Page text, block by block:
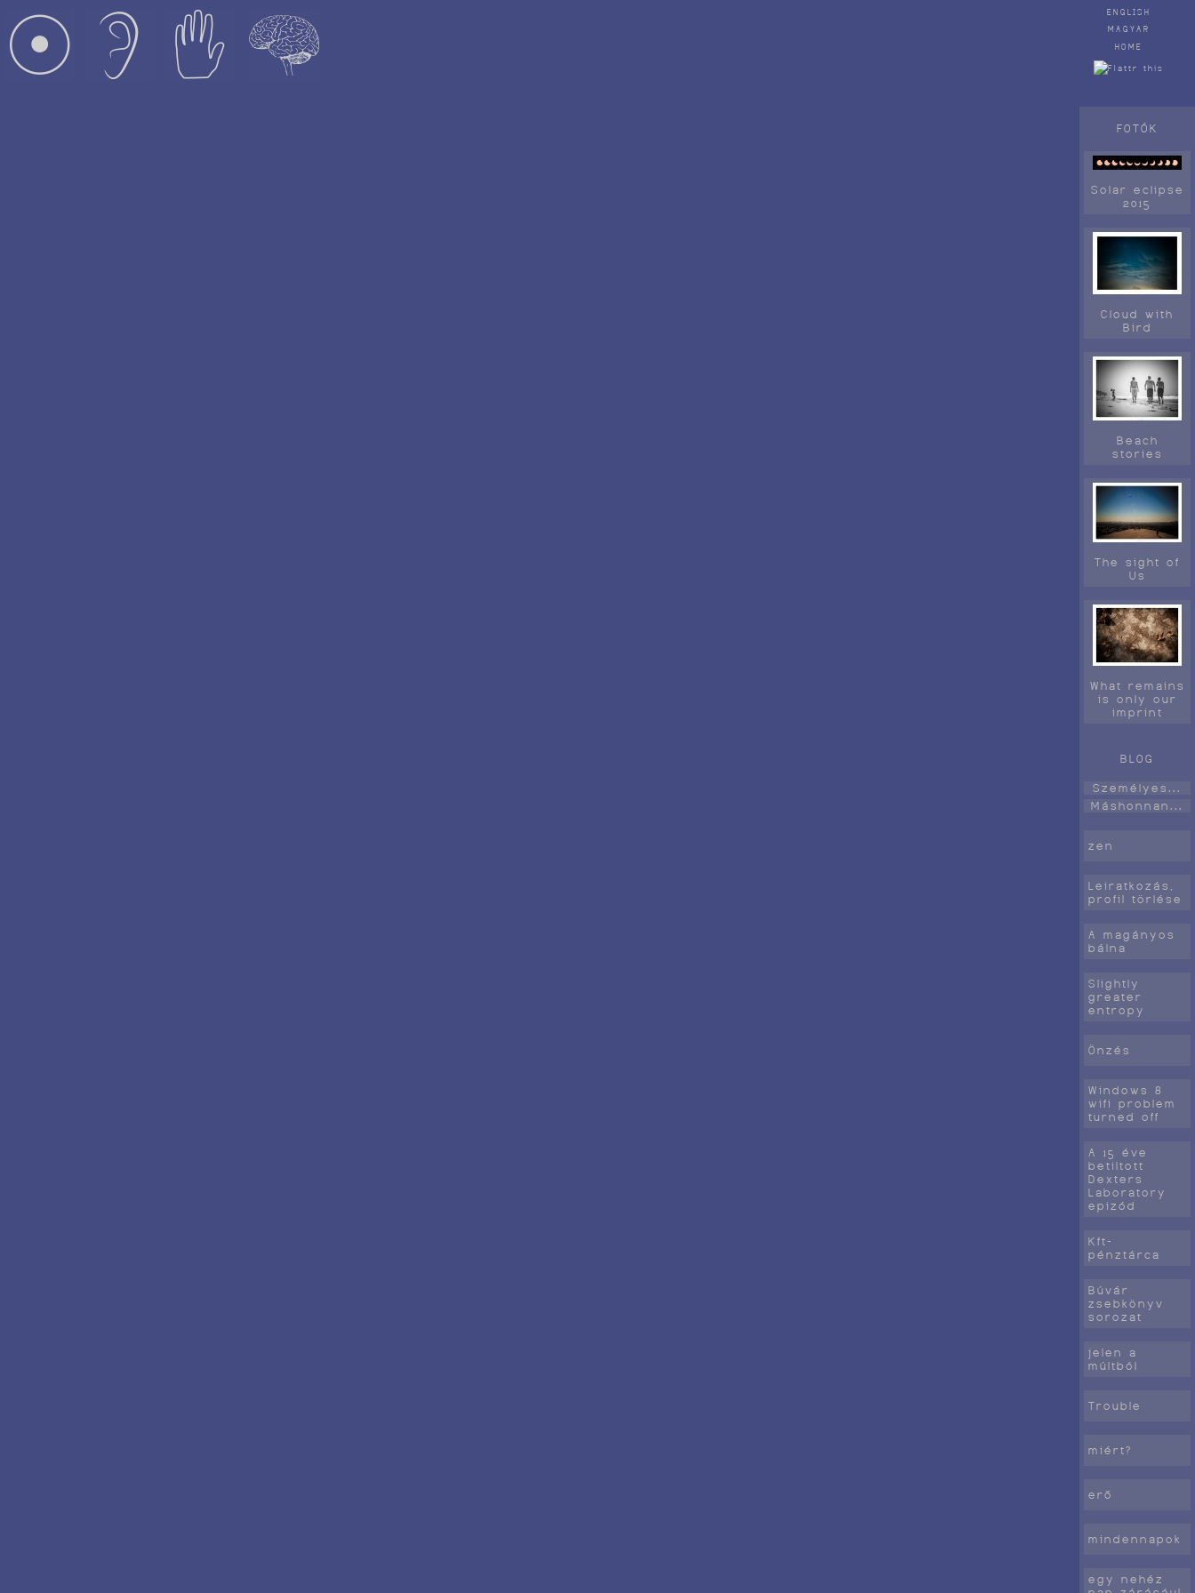
ENGLISH
MAGYAR
HOME
FOTÓK
Solar eclipse
2015
Cloud with
Bird
Beach
stories
The sight of
Us
What remains
is only our
imprint
BLOG
Személyes...
Máshonnan...
zen
Leiratkozás,
profil törlése
A magányos
bálna
Slightly
greater
entropy
Önzés
Windows 8
wifi problem
turned off
A 15 éve
betiltott
Dexters
Laboratory
epizód
Kft-
pénztárca
Búvár
zsebkönyv
sorozat
jelen a
múltból
Trouble
miért?
erő
mindennapok
egy nehéz